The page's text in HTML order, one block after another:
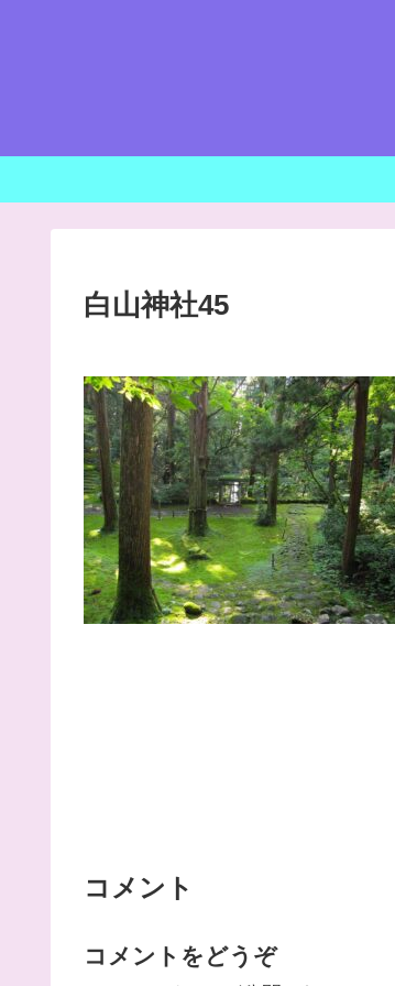
白山神社45
コメント
コメントをどうぞ